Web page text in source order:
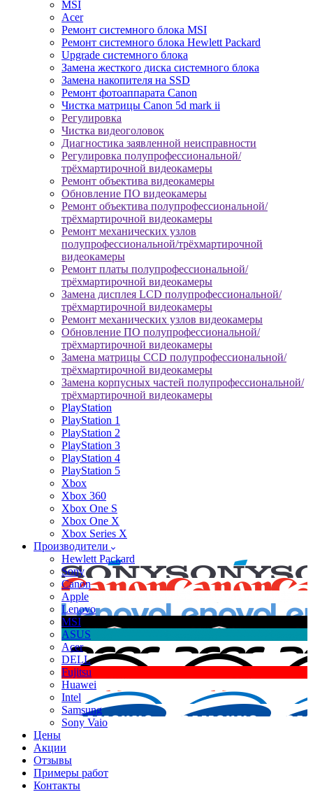
MSI
Acer
Ремонт системного блока MSI
Ремонт системного блока Hewlett Packard
Upgrade системного блока
Замена жесткого диска системного блока
Замена накопителя на SSD
Ремонт фотоаппарата Canon
Чистка матрицы Canon 5d mark ii
Регулировка
Чистка видеоголовок
Диагностика заявленной неисправности
Регулировка полупрофессиональной/
трёхмартирочной видеокамеры
Ремонт объектива видеокамеры
Обновление ПО видеокамеры
Ремонт объектива полупрофессиональной/
трёхмартирочной видеокамеры
Ремонт механических узлов
полупрофессиональной/трёхмартирочной
видеокамеры
Ремонт платы полупрофессиональной/
трёхмартирочной видеокамеры
Замена дисплея LCD полупрофессиональной/
трёхмартирочной видеокамеры
Ремонт механических узлов видеокамеры
Обновление ПО полупрофессиональной/
трёхмартирочной видеокамеры
Замена матрицы CCD полупрофессиональной/
трёхмартирочной видеокамеры
Замена корпусных частей полупрофессиональной/
трёхмартирочной видеокамеры
PlayStation
PlayStation 1
PlayStation 2
PlayStation 3
PlayStation 4
PlayStation 5
Xbox
Xbox 360
Xbox One S
Xbox One X
Xbox Series X
Производители
Hewlett Packard
Sony
Canon
Apple
Lenovo
MSI
ASUS
Acer
DELL
Fujitsu
Huawei
Intel
Samsung
Sony Vaio
Цены
Акции
Отзывы
Примеры работ
Контакты